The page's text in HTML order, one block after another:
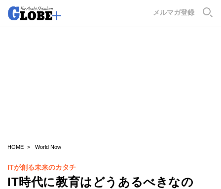
メルマガ登録
HOME World Now
ITが創る未来のカタチ
IT時代に教育はどうあるべきなの